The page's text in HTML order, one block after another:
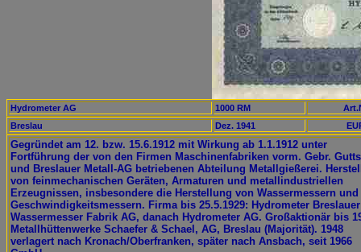
Hydrometer AG 1000 RM
Breslau
Dez. 1941
Gegründet am 12. bzw. 15.6.1912 mit Wirkung ab 1.1.1912 unter
Fortführung der von den Firmen Maschinenfabriken vorm. Gebr.
und Breslauer Metall-AG betriebenen Abteilung Metallgießerei.
von feinmechanischen Geräten, Armaturen und metallindustriellen
Erzeugnissen, insbesondere die Herstellung von Wassermessern und
Geschwindigkeitsmessern. Firma bis 25.5.1929: Hydrometer Breslauer
Wassermesser Fabrik AG, danach Hydrometer AG. Großaktionär bis
Metallhüttenwerke Schaefer & Schael, AG, Breslau (Majorität). 1948
verlagert nach Kronach/Oberfranken, später nach Ansbach, seit 1966